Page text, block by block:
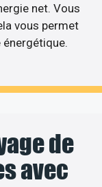
net. Vous
vous permet
de
avec